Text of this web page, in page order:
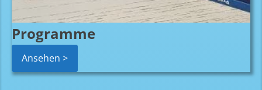
Programme
Ansehen >